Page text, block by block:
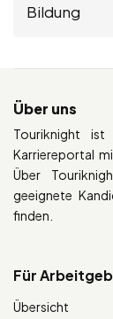
Bildung
Über uns
Touriknight ist
Karriereportal
Über
geeignete
finden.
Für
Übersicht